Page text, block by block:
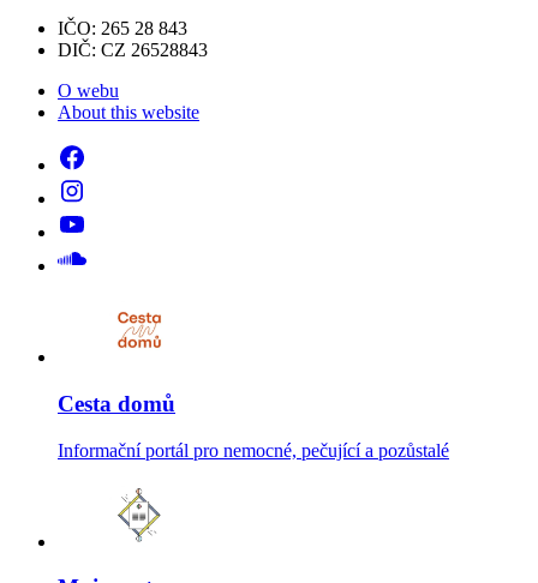
IČO: 265 28 843
DIČ: CZ 26528843
O webu
About this website
Cesta domů
Informační portál pro nemocné, pečující a pozůstalé